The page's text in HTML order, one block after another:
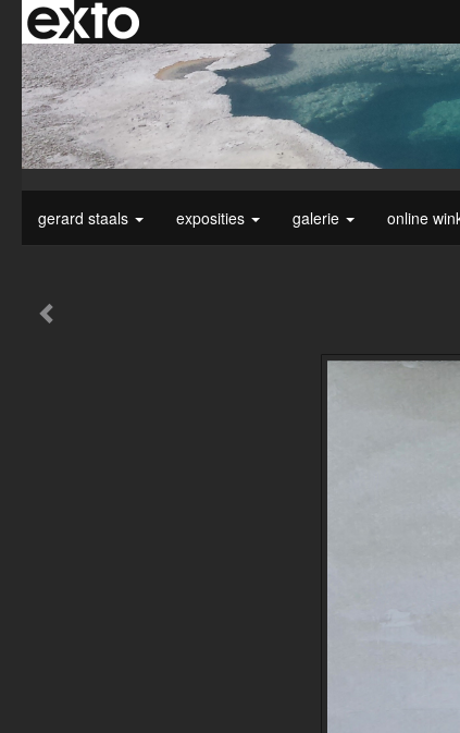
gerard staals exposities galerie online